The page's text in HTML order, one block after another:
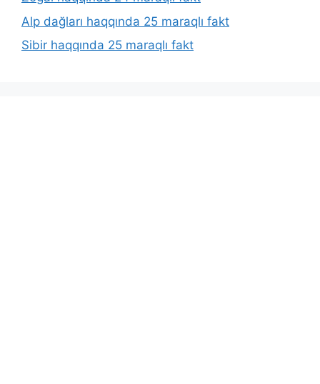
Alp dağları haqqında 25 maraqlı fakt
Sibir haqqında 25 maraqlı fakt